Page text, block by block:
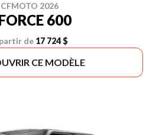
CFMOTO 2026
600
de 17 724 $
CE MODÈLE